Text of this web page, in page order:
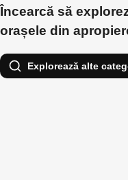
Încearcă să
orașele din
Explorează alte